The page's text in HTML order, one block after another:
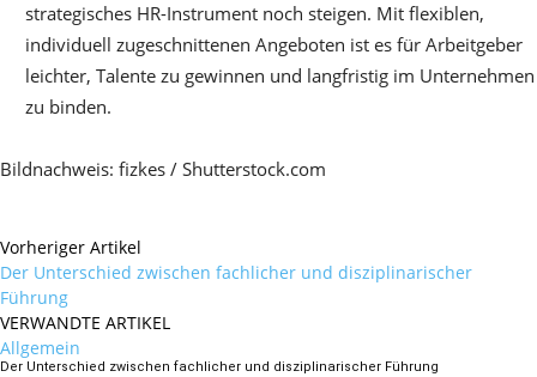
strategisches HR-Instrument noch steigen. Mit flexiblen,
individuell zugeschnittenen Angeboten ist es für Arbeitgeber
leichter, Talente zu gewinnen und langfristig im Unternehmen
zu binden.
Bildnachweis: fizkes / Shutterstock.com
Vorheriger Artikel
Der Unterschied zwischen fachlicher und disziplinarischer
Führung
VERWANDTE ARTIKEL
Allgemein
Der Unterschied zwischen fachlicher und disziplinarischer Führung